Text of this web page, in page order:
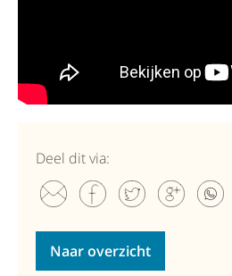
Deel dit via:
Naar overzicht